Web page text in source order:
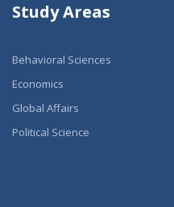
Study Areas
Behavioral Sciences
Economics
Global Affairs
Political Science